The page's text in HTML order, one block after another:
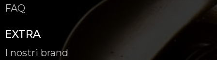
FAQ
EXTRA
I nostri brand